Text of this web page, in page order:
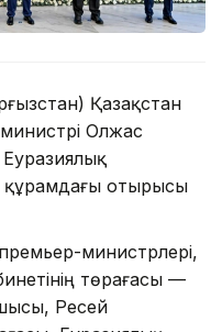
Қазақстан
Олжас
құрамдағы отырысы
министрлері,
төрағасы —
Ресей